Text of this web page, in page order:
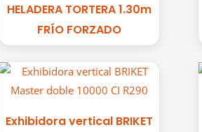
HELADERA TORTERA 1.30m
FRÍO FORZADO
Exhibidora vertical BRIKET